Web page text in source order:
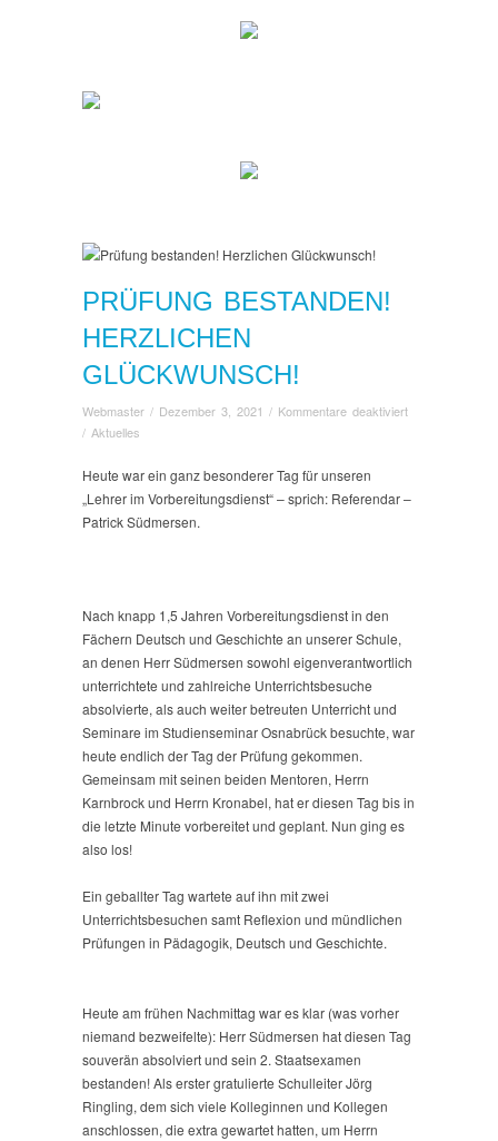
PRÜFUNG BESTANDEN!
HERZLICHEN
GLÜCKWUNSCH!
Webmaster / Dezember 3, 2021 / Kommentare deaktiviertfür
/ Aktuelles
Heute war ein ganz besonderer Tag für unseren
„Lehrer im Vorbereitungsdienst“ – sprich: Referendar –
Patrick Südmersen.
Nach knapp 1,5 Jahren Vorbereitungsdienst in den
Fächern Deutsch und Geschichte an unserer Schule,
an denen Herr Südmersen sowohl eigenverantwortlich
unterrichtete und zahlreiche Unterrichtsbesuche
absolvierte, als auch weiter betreuten Unterricht und
Seminare im Studienseminar Osnabrück besuchte, war
heute endlich der Tag der Prüfung gekommen.
Gemeinsam mit seinen beiden Mentoren, Herrn
Karnbrock und Herrn Kronabel, hat er diesen Tag bis in
die letzte Minute vorbereitet und geplant. Nun ging es
also los!
Ein geballter Tag wartete auf ihn mit zwei
Unterrichtsbesuchen samt Reflexion und mündlichen
Prüfungen in Pädagogik, Deutsch und Geschichte.
Heute am frühen Nachmittag war es klar (was vorher
niemand bezweifelte): Herr Südmersen hat diesen Tag
souverän absolviert und sein 2. Staatsexamen
bestanden! Als erster gratulierte Schulleiter Jörg
Ringling, dem sich viele Kolleginnen und Kollegen
anschlossen, die extra gewartet hatten, um Herrn